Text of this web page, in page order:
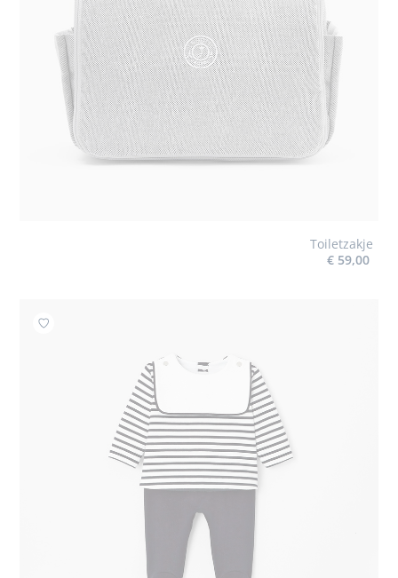
Toiletzakje
€ 59,00
Toevoegen aan mijn favorieten : Setje met broek baby